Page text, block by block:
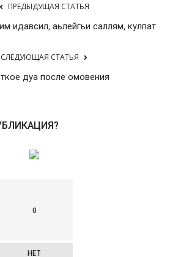
ПРЕДЫДУЩАЯ СТАТЬЯ
идавсил, аьлейгьи саллям, кулпат
СЛЕДУЮЩАЯ СТАТЬЯ
дуа после омовения
0
НЕТ